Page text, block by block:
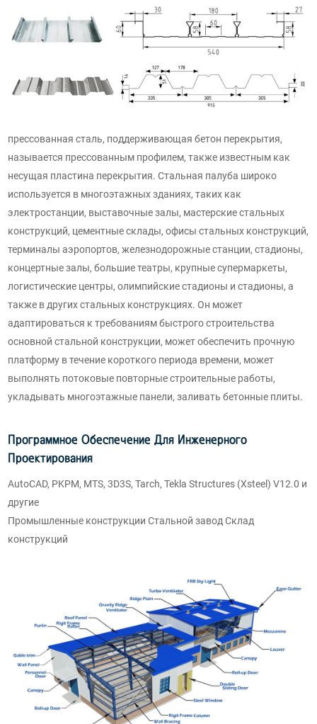
прессованная сталь, поддерживающая бетон перекрытия,
называется прессованным профилем, также известным как
несущая пластина перекрытия. Стальная палуба широко
используется в многоэтажных зданиях, таких как
электростанции, выставочные залы, мастерские стальных
конструкций, цементные склады, офисы стальных конструкций,
терминалы аэропортов, железнодорожные станции, стадионы,
концертные залы, большие театры, крупные супермаркеты,
логистические центры, олимпийские стадионы и стадионы, а
также в других стальных конструкциях. Он может
адаптироваться к требованиям быстрого строительства
основной стальной конструкции, может обеспечить прочную
платформу в течение короткого периода времени, может
выполнять потоковые повторные строительные работы,
укладывать многоэтажные панели, заливать бетонные плиты.
Программное Обеспечение Для Инженерного
Проектирования
AutoCAD, PKPM, MTS, 3D3S, Tarch, Tekla Structures (Xsteel) V12.0 и
другие
Промышленные конструкции Стальной завод Склад
конструкций